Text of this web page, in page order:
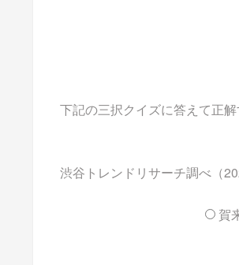
下記の三択クイズに答えて正
渋谷トレンドリサーチ調べ（
賀